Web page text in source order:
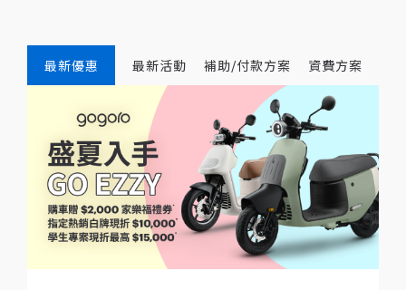
最新優惠 最新活動 補助/付款方案 資費方案